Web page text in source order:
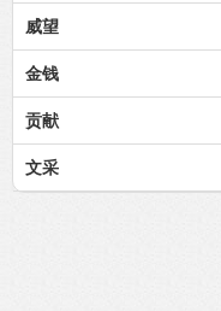
威望
金钱
贡献
文采